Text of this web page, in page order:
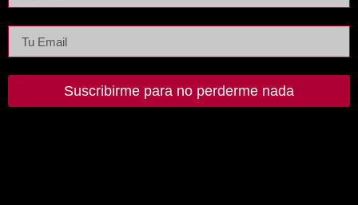
Suscribirme para no perderme nada